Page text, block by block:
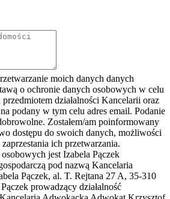
moich danych danych
o ochronie danych osobowych w celu
przedmiotem działalności Kancelarii oraz
podany w tym celu adres email. Podanie
Zostałem/am poinformowany
dostępu do swoich danych, możliwości
ich przetwarzania.
jest Izabela Pączek
pod nazwą Kancelaria
Pączek, al. T. Rejtana 27 A, 35-310
prowadzący działalność